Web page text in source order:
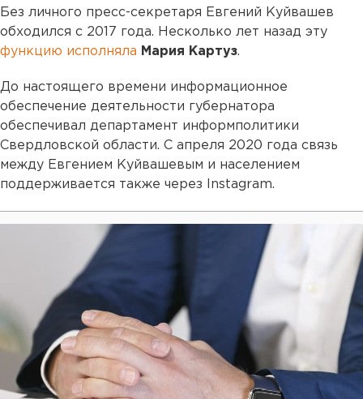
Без личного пресс-секретаря Евгений Куйвашев
обходился с 2017 года. Несколько лет назад эту
функцию исполняла Мария Картуз.
До настоящего времени информационное
обеспечение деятельности губернатора
обеспечивал департамент информполитики
Свердловской области. С апреля 2020 года связь
между Евгением Куйвашевым и населением
поддерживается также через Instagram.